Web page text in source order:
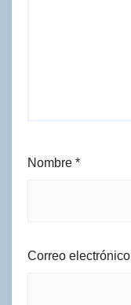
Nombre *
Correo electrónico